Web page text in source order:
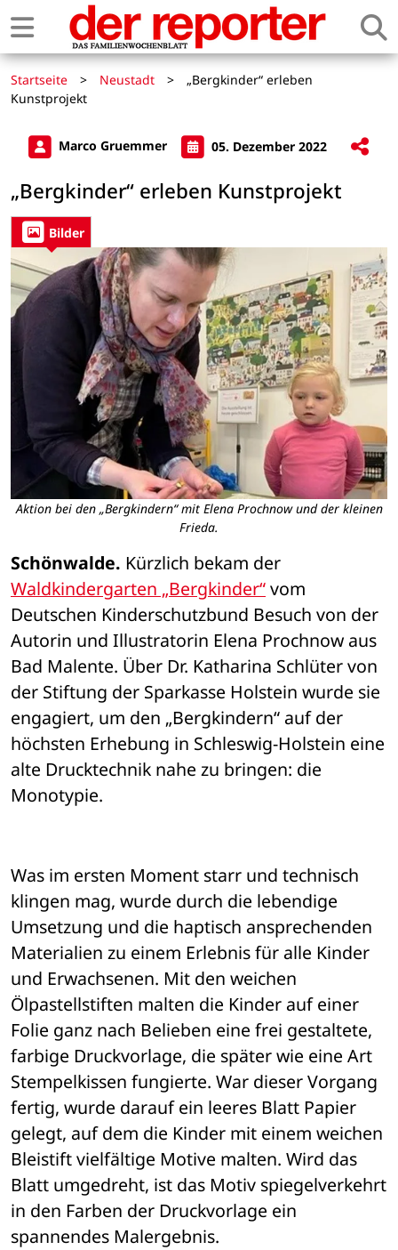
Startseite > Neustadt >
„Bergkinder“ erleben
Kunstprojekt
Marco Gruemmer 05. Dezember 2022
„Bergkinder“ erleben Kunstprojekt
Bilder
Aktion bei den „Bergkindern“ mit Elena Prochnow und der kleinen
Frieda.
Schönwalde.
Waldkindergarten „Bergkinder“ vom
Deutschen Kinderschutzbund Besuch von der
Autorin und Illustratorin Elena Prochnow aus
Bad Malente. Über Dr. Katharina Schlüter von
der Stiftung der Sparkasse Holstein wurde sie
engagiert, um den „Bergkindern“ auf der
höchsten Erhebung in Schleswig-Holstein eine
alte Drucktechnik nahe zu bringen: die
Monotypie.
Was im ersten Moment starr und technisch
klingen mag, wurde durch die lebendige
Umsetzung und die haptisch ansprechenden
Materialien zu einem Erlebnis für alle Kinder
und Erwachsenen. Mit den weichen
Ölpastellstiften malten die Kinder auf einer
Folie ganz nach Belieben eine frei gestaltete,
farbige Druckvorlage, die später wie eine Art
Stempelkissen fungierte. War dieser Vorgang
fertig, wurde darauf ein leeres Blatt Papier
gelegt, auf dem die Kinder mit einem weichen
Bleistift vielfältige Motive malten. Wird das
Blatt umgedreht, ist das Motiv spiegelverkehrt
in den Farben der Druckvorlage ein
spannendes Malergebnis.